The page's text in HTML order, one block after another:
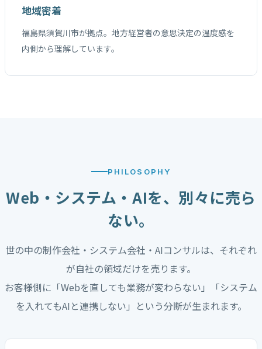
地域密着
福島県須賀川市が拠点。地方経営者の意思決定の温度感を
内側から理解しています。
PHILOSOPHY
Web・システム・AIを、別々に売ら
ない。
世の中の制作会社・システム会社・AIコンサルは、それぞれ
が自社の領域だけを売ります。
お客様側に「Webを直しても業務が変わらない」「システム
を入れてもAIと連携しない」という分断が生まれます。